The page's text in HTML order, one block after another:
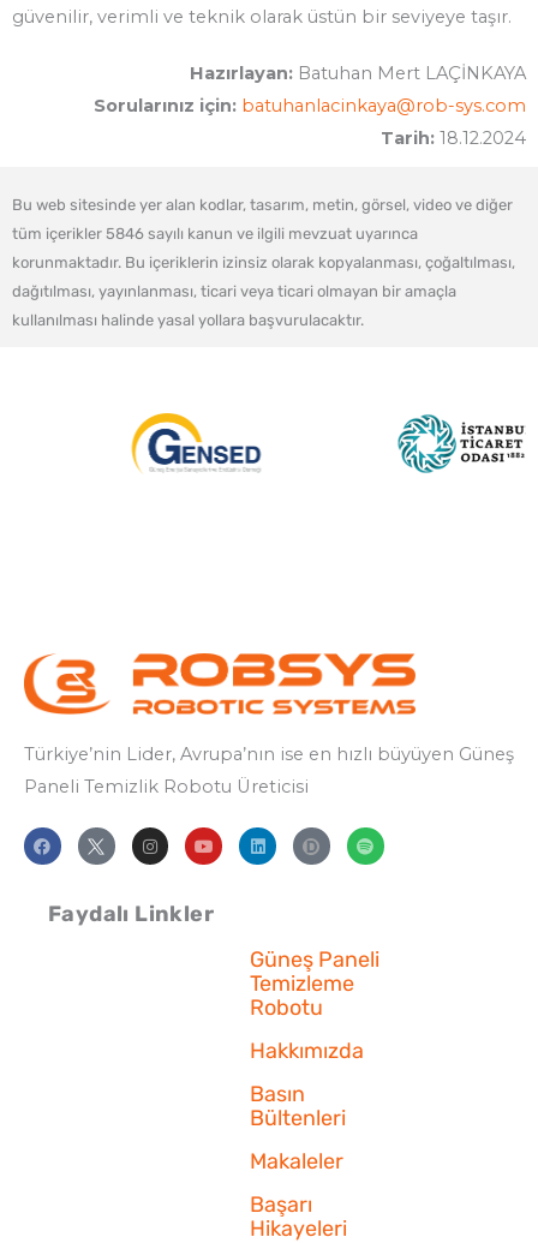
güvenilir, verimli ve teknik olarak üstün bir seviyeye taşır.
Hazırlayan: Batuhan Mert LAÇİNKAYA
Sorularınız için: batuhanlacinkaya@rob-sys.com
Tarih: 18.12.2024
Bu web sitesinde yer alan kodlar, tasarım, metin, görsel, video ve diğer
tüm içerikler 5846 sayılı kanun ve ilgili mevzuat uyarınca
korunmaktadır. Bu içeriklerin izinsiz olarak kopyalanması, çoğaltılması,
dağıtılması, yayınlanması, ticari veya ticari olmayan bir amaçla
kullanılması halinde yasal yollara başvurulacaktır.
Türkiye’nin Lider, Avrupa’nın ise en hızlı büyüyen Güneş
Paneli Temizlik Robotu Üreticisi
F
a
c
b
o
I
n
s
a
g
Y
o
u
b
L
i
n
n
S
p
o
Faydalı Linkler
Güneş Paneli
Temizleme
Robotu
Hakkımızda
Basın
Bültenleri
Makaleler
Başarı
Hikayeleri